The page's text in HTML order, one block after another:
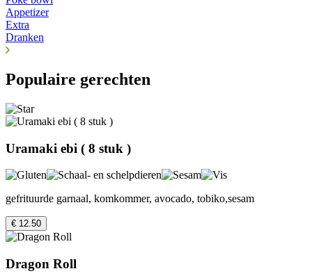
Appetizer
Extra
Dranken
Populaire gerechten
Uramaki ebi ( 8 stuk )
gefrituurde garnaal, komkommer, avocado, tobiko,sesam
€ 12.50
Dragon Roll